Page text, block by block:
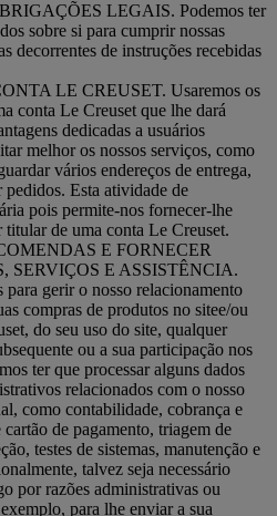
LEGAIS. Podemos ter
sobre si para cumprir nossas
decorrentes de instruções recebidas
LE CREUSET. Usaremos os
conta Le Creuset que lhe dará
dedicadas a usuários
melhor os nossos serviços, como
vários endereços de entrega,
Esta atividade de
pois permite-nos fornecer-lhe
titular de uma conta Le Creuset.
E FORNECER
SERVIÇOS E ASSISTÊNCIA.
para gerir o nosso relacionamento
compras de produtos no sitee/ou
do seu uso do site, qualquer
ou a sua participação nos
ter que processar alguns dados
relacionados com o nosso
como contabilidade, cobrança e
de pagamento, triagem de
testes de sistemas, manutenção e
talvez seja necessário
por razões administrativas ou
para lhe enviar a sua